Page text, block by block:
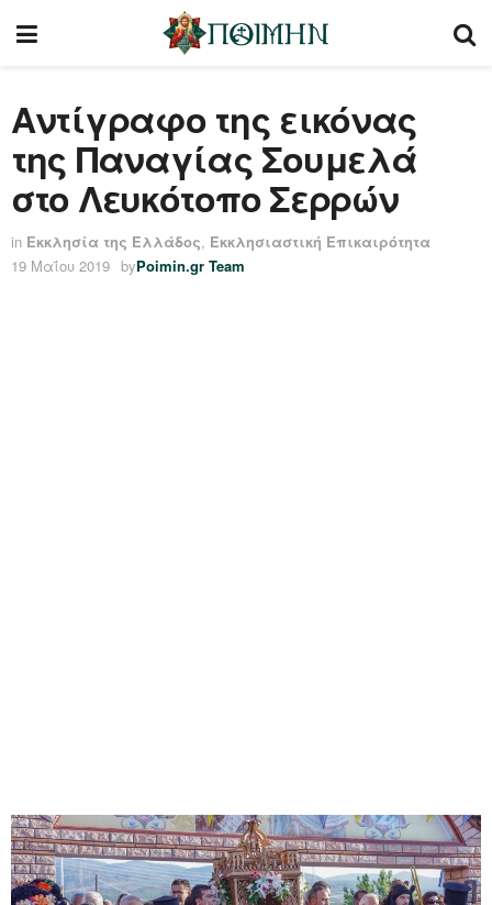
Αντίγραφο της εικόνας
της Παναγίας Σουμελά
στο Λευκότοπο Σερρών
in Εκκλησία της Ελλάδος, Εκκλησιαστική Επικαιρότητα
19 Μαΐου 2019 byPoimin.gr Team